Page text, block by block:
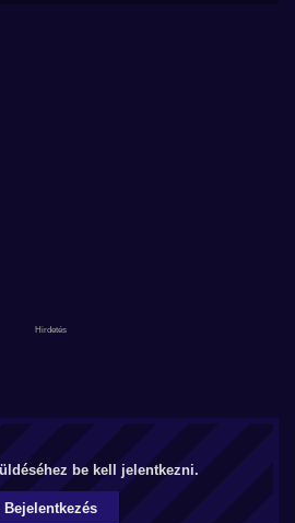
be kell jelentkezni.
Bejelentkezés